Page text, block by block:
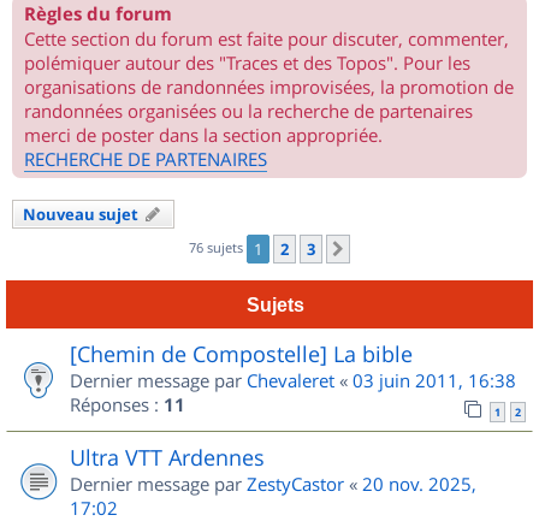
Règles du forum
Cette section du forum est faite pour discuter, commenter,
polémiquer autour des "Traces et des Topos". Pour les
organisations de randonnées improvisées, la promotion de
randonnées organisées ou la recherche de partenaires
merci de poster dans la section appropriée.
RECHERCHE DE PARTENAIRES
Nouveau sujet
76 sujets 1 2 3
Sujets
[Chemin de Compostelle] La bible
Dernier message par Chevaleret « 03 juin 2011, 16:38
Réponses : 11 1 2
Ultra VTT Ardennes
Dernier message par ZestyCastor « 20 nov. 2025,
17:02